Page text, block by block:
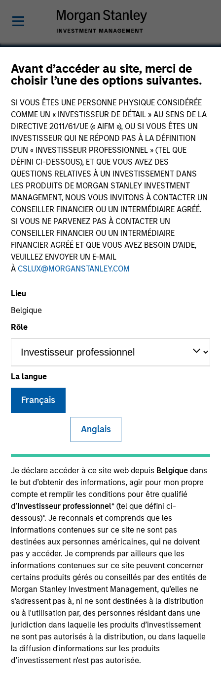
Avant d’accéder au site, merci de
choisir l’une des options suivantes.
SI VOUS ÊTES UNE PERSONNE PHYSIQUE CONSIDÉRÉE
COMME UN « INVESTISSEUR DE DÉTAIL » AU SENS DE LA
DIRECTIVE 2011/61/UE (« AIFM »), OU SI VOUS ÊTES UN
INVESTISSEUR QUI NE RÉPOND PAS À LA DÉFINITION
D’UN « INVESTISSEUR PROFESSIONNEL » (TEL QUE
DÉFINI CI-DESSOUS), ET QUE VOUS AVEZ DES
QUESTIONS RELATIVES À UN INVESTISSEMENT DANS
LES PRODUITS DE MORGAN STANLEY INVESTMENT
MANAGEMENT, NOUS VOUS INVITONS À CONTACTER UN
CONSEILLER FINANCIER OU UN INTERMÉDIAIRE AGRÉÉ.
SI VOUS NE PARVENEZ PAS À CONTACTER UN
CONSEILLER FINANCIER OU UN INTERMÉDIAIRE
FINANCIER AGRÉÉ ET QUE VOUS AVEZ BESOIN D’AIDE,
VEUILLEZ ENVOYER UN E-MAIL
À CSLUX@MORGANSTANLEY.COM
Lieu
Belgique
Rôle
La langue
Français
Anglais
Je déclare accéder à ce site web depuis Belgique dans
le but d’obtenir des informations, agir pour mon propre
compte et remplir les conditions pour être qualifié
d’Investisseur professionnel* (tel que défini ci-
dessous)*. Je reconnais et comprends que les
informations contenues sur ce site ne sont pas
destinées aux personnes américaines, qui ne doivent
pas y accéder. Je comprends par ailleurs que les
informations contenues sur ce site peuvent concerner
certains produits gérés ou conseillés par des entités de
Morgan Stanley Investment Management, qu’elles ne
s'adressent pas à, ni ne sont destinées à la distribution
ou à l'utilisation par, des personnes résidant dans une
juridiction dans laquelle les produits d’investissement
ne sont pas autorisés à la distribution, ou dans laquelle
la diffusion d'informations sur les produits
d’investissement n'est pas autorisée.
Mission Creek Resources
SECTOR
Energy
COUNTRY
United States
Invested on
Aug 2018
Transaction Type
Corporate Carve-out
Mission Creek is the largest oil producer in Arkansas
with oil and natural gas assets located in the
Dorcheat Macedonia and McKamie Patton Fields.
The company also owns a midstream system
comprised of 133 miles of gathering pipeline and a
processing plant with two trains of throughput
capacity.
View Site
Board Membership
John Moon,Logan Burt,Andrew Griffin
Investment Team
Morgan Stanley Energy Partners